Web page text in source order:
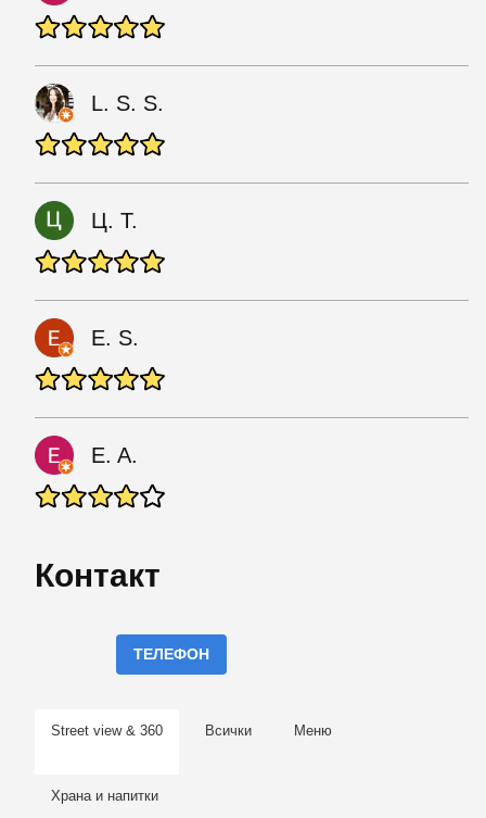
L. S. S.
Ц. Т.
E. S.
E. A.
Контакт
ТЕЛЕФОН
Street view & 360 Всички Меню
Храна и напитки